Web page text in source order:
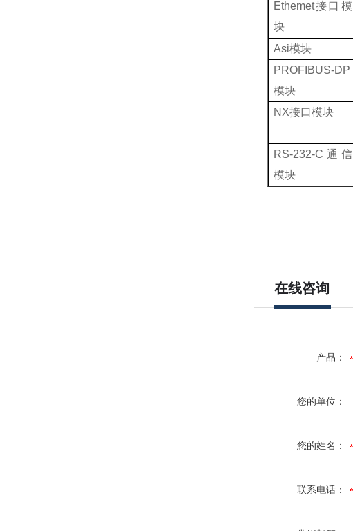
Ethemet接口模
块
Asi模块
PROFIBUS-DP
模块
NX接口模块
RS-232-C 通信
模块
在线咨询
产品：
您的单位：
您的姓名：
联系电话：